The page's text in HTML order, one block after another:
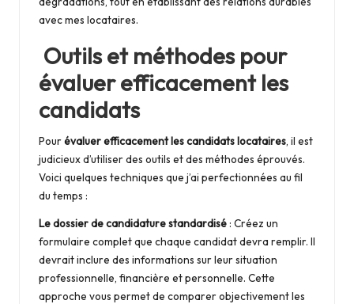
avec mes locataires.
Outils et méthodes pour
évaluer efficacement les
candidats
Pourévaluer efficacement les candidats locataires, il est
judicieux d’utiliser des outils et des méthodes éprouvés.
Voici quelques techniques que j’ai perfectionnées au fil
du temps :
Le dossier de candidature standardisé : Créez un
formulaire complet que chaque candidat devra remplir. Il
devrait inclure des informations sur leur situation
professionnelle, financière et personnelle. Cette
approche vous permet de comparer objectivement les